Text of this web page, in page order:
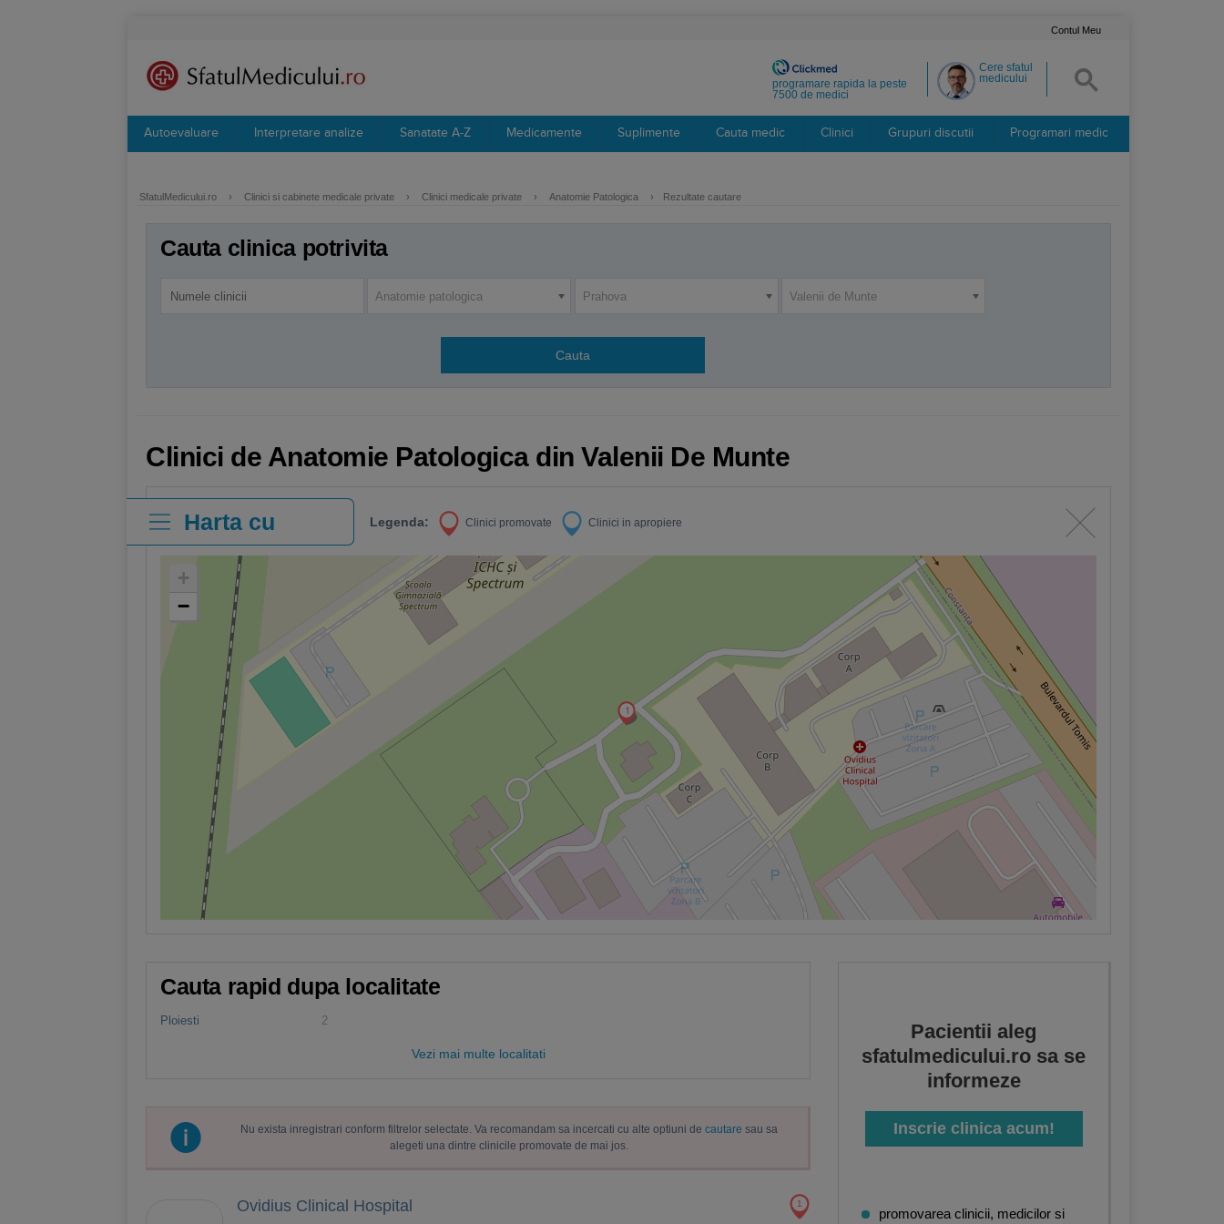
Contul Meu
Cere sfatul
medicului
programare rapida la peste
7500 de medici
Autoevaluare Interpretare analize Sanatate A-Z Medicamente Suplimente Cauta medic Clinici Grupuri discutii Programari medic
SfatulMedicului.ro › Clinici si cabinete medicale private › Clinici medicale private › Anatomie Patologica › Rezultate cautare
Cauta clinica potrivita
Anatomie patologica Prahova Valenii de Munte
Clinici de Anatomie Patologica din Valenii De Munte
Harta cu
clinici
Legenda: Clinici promovate Clinici in apropiere
1
+
−
Cauta rapid dupa localitate
Ploiesti 2
Vezi mai multe localitati
Nu exista inregistrari conform filtrelor selectate. Va recomandam sa incercati cu alte optiuni de cautare sau sa
alegeti una dintre clinicile promovate de mai jos.
Ovidius Clinical Hospital 1
Pacientii aleg
sfatulmedicului.ro sa se
informeze
Inscrie clinica acum!
promovarea clinicii, medicilor si